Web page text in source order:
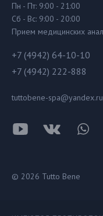
Пн - Пт: 9:00 - 21:00
Сб - Вс: 9:00 - 20:00
Прием медицинских
+7 (4942) 64-10-10
+7 (4942) 222-888
tuttobene-spa@yandex.ru
© 2026 Tutto Bene